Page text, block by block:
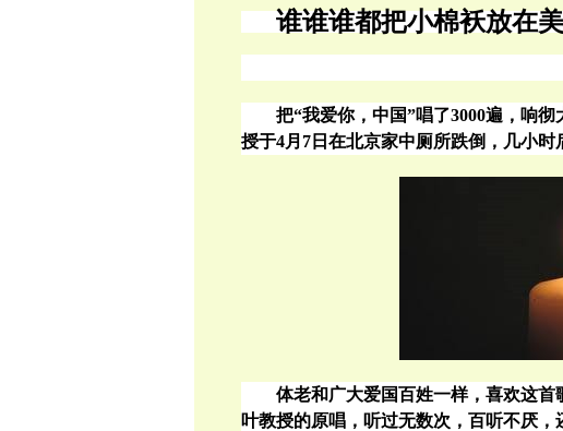
谁谁谁都把小棉袄放在
把“我爱你，中国”唱了3000遍，响彻
授于4月 7日在北京家中厕所跌倒，几小时
体老和广大爱国百姓一样，喜欢这
叶教授的原唱，听过无数次，百听不厌